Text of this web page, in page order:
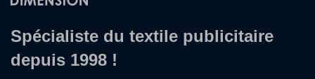
Spécialiste du textile publicitaire
depuis 1998 !